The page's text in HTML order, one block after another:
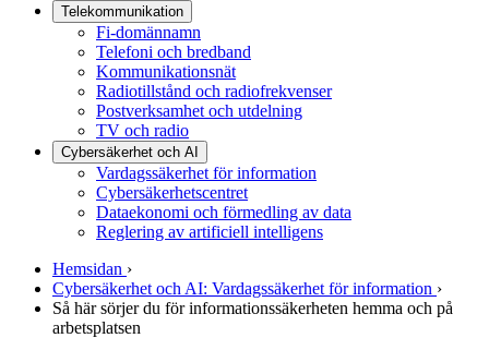
Telekommunikation
Fi-domännamn
Telefoni och bredband
Kommunikationsnät
Radiotillstånd och radiofrekvenser
Postverksamhet och utdelning
TV och radio
Cybersäkerhet och AI
Vardagssäkerhet för information
Cybersäkerhetscentret
Dataekonomi och förmedling av data
Reglering av artificiell intelligens
Hemsidan ›
Cybersäkerhet och AI: Vardagssäkerhet för information ›
Så här sörjer du för informationssäkerheten hemma och på
arbetsplatsen